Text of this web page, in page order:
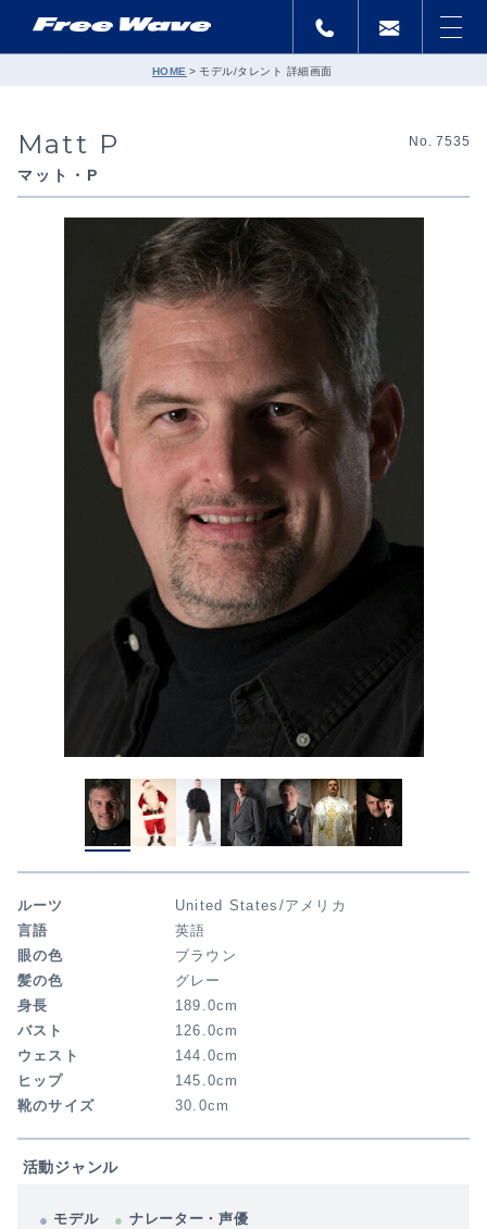
HOME モデル/タレント 詳細画面
Matt P
マット・P
No. 7535
ルーツ
United States/アメリカ
言語
英語
眼の色
ブラウン
髪の色
グレー
身長
189.0cm
バスト
126.0cm
ウェスト
144.0cm
ヒップ
145.0cm
靴のサイズ
30.0cm
活動ジャンル
モデル ナレーター・声優